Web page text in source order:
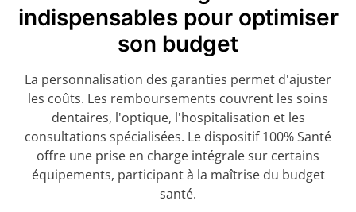
indispensables pour optimiser
son budget
La personnalisation des garanties permet d'ajuster
les coûts. Les remboursements couvrent les soins
dentaires, l'optique, l'hospitalisation et les
consultations spécialisées. Le dispositif 100% Santé
offre une prise en charge intégrale sur certains
équipements, participant à la maîtrise du budget
santé.